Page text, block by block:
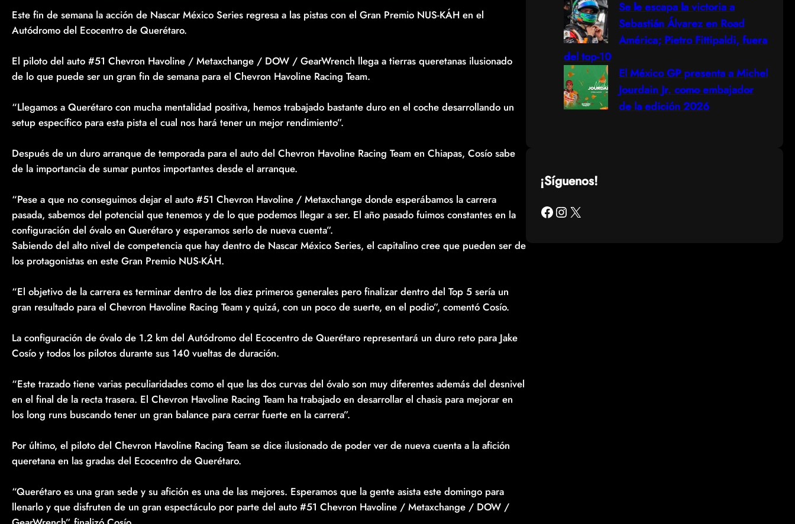
Este fin de semana la acción de Nascar México Series regresa a las pistas con el Gran Premio NUS-KÁH en el
Autódromo del Ecocentro de Querétaro.
El piloto del auto #51 Chevron Havoline / Metaxchange / DOW / GearWrench llega a tierras queretanas ilusionado
de lo que puede ser un gran fin de semana para el Chevron Havoline Racing Team.
“Llegamos a Querétaro con mucha mentalidad positiva, hemos trabajado bastante duro en el coche desarrollando un
setup específico para esta pista el cual nos hará tener un mejor rendimiento”.
Después de un duro arranque de temporada para el auto del Chevron Havoline Racing Team en Chiapas, Cosío sabe
de la importancia de sumar puntos importantes desde el arranque.
“Pese a que no conseguimos dejar el auto #51 Chevron Havoline / Metaxchange donde esperábamos la carrera
pasada, sabemos del potencial que tenemos y de lo que podemos llegar a ser. El año pasado fuimos constantes en la
configuración del óvalo en Querétaro y esperamos serlo de nueva cuenta”.
Sabiendo del alto nivel de competencia que hay dentro de Nascar México Series, el capitalino cree que pueden ser de
los protagonistas en este Gran Premio NUS-KÁH.
“El objetivo de la carrera es terminar dentro de los diez primeros generales pero finalizar dentro del Top 5 sería un
gran resultado para el Chevron Havoline Racing Team y quizá, con un poco de suerte, en el podio”, comentó Cosío.
La configuración de óvalo de 1.2 km del Autódromo del Ecocentro de Querétaro representará un duro reto para Jake
Cosío y todos los pilotos durante sus 140 vueltas de duración.
“Este trazado tiene varias peculiaridades como el que las dos curvas del óvalo son muy diferentes además del desnivel
en el final de la recta trasera. El Chevron Havoline Racing Team ha trabajado en desarrollar el chasis para mejorar en
los long runs buscando tener un gran balance para cerrar fuerte en la carrera”.
Por último, el piloto del Chevron Havoline Racing Team se dice ilusionado de poder ver de nueva cuenta a la afición
queretana en las gradas del Ecocentro de Querétaro.
“Querétaro es una gran sede y su afición es una de las mejores. Esperamos que la gente asista este domingo para
llenarlo y que disfruten de un gran espectáculo por parte del auto #51 Chevron Havoline / Metaxchange / DOW /
Se le escapa la victoria a
Sebastián Álvarez en Road
América; Pietro Fittipaldi, fuera
del top-10
El México GP presenta a Michel
Jourdain Jr. como embajador
de la edición 2026
¡Síguenos!
Facebook Instagram X